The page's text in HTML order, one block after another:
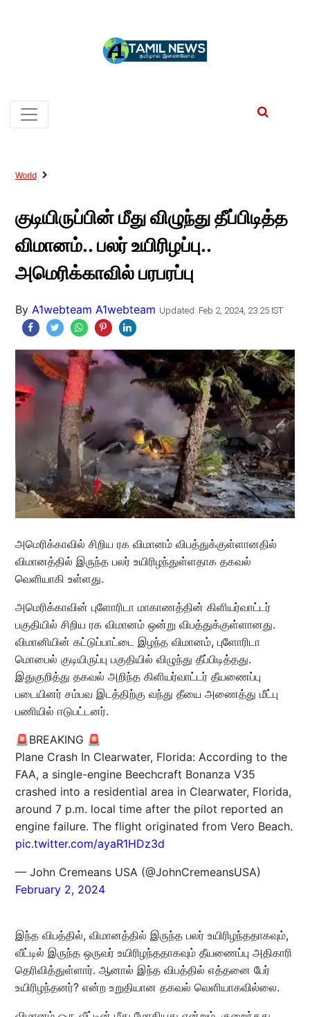
World
குடியிருப்பின் மீது விழுந்து தீப்பிடித்த
விமானம்.. பலர் உயிரிழப்பு..
அமெரிக்காவில் பரபரப்பு
By A1webteam A1webteam Updated: Feb 2, 2024, 23:25 IST
அமெரிக்காவில் சிறிய ரக விமானம் விபத்துக்குள்ளானதில்
விமானத்தில் இருந்த பலர் உயிரிழந்துள்ளதாக தகவல்
வெளியாகி உள்ளது.
அமெரிக்காவின் புளோரிடா மாகாணத்தின் கிளியர்வாட்டர்
பகுதியில் சிறிய ரக விமானம் ஒன்று விபத்துக்குள்ளானது.
விமானியின் கட்டுப்பாட்டை இழந்த விமானம், புளோரிடா
மொபைல் குடியிருப்பு பகுதியில் விழுந்து தீப்பிடித்தது.
இதுகுறித்து தகவல் அறிந்த கிளியர்வாட்டர் தீயணைப்பு
படையினர் சம்பவ இடத்திற்கு வந்து தீயை அணைத்து மீட்பு
பணியில் ஈடுபட்டனர்.
🚨BREAKING 🚨
Plane Crash In Clearwater, Florida: According to the
FAA, a single-engine Beechcraft Bonanza V35
crashed into a residential area in Clearwater, Florida,
around 7 p.m. local time after the pilot reported an
engine failure. The flight originated from Vero Beach.
pic.twitter.com/ayaR1HDz3d
— John Cremeans USA (@JohnCremeansUSA)
February 2, 2024
இந்த விபத்தில், விமானத்தில் இருந்த பலர் உயிரிழந்ததாகவும்,
வீட்டில் இருந்த ஒருவர் உயிரிழந்ததாகவும் தீயணைப்பு அதிகாரி
தெரிவித்துள்ளார். ஆனால் இந்த விபத்தில் எத்தனை பேர்
உயிரிழந்தனர்? என்ற உறுதியான தகவல் வெளியாகவில்லை.